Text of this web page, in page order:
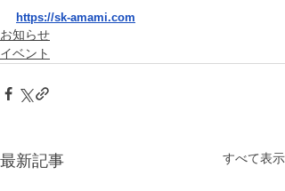
https://sk-amami.com
お知らせ
イベント
最新記事 すべて表示